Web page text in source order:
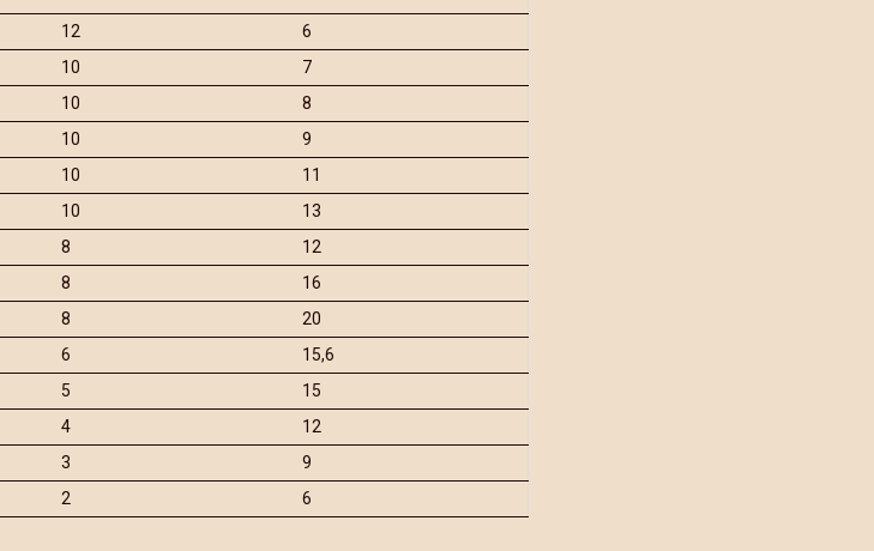
12
6
10
7
10
8
10
9
10
11
10
13
8
12
8
16
8
20
6
15,6
5
15
4
12
3
9
2 6